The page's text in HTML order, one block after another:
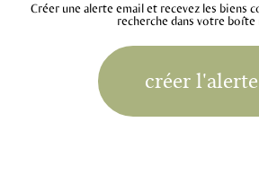
Créer une alerte email et recevez les biens
recherche dans votre boîte
créer l'alerte